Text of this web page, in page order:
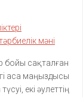
мәні
бойы сақталған
аса маңыздысы
екі әулеттің